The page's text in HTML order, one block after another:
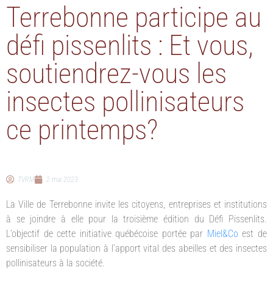
Terrebonne participe au
défi pissenlits : Et vous,
soutiendrez-vous les
insectes pollinisateurs
ce printemps?
TVRM 2 mai 2023
La Ville de Terrebonne invite les citoyens, entreprises et institutions
à se joindre à elle pour la troisième édition du Défi Pissenlits.
L’objectif de cette initiative québécoise portée par Miel&Co est de
sensibiliser la population à l’apport vital des abeilles et des insectes
pollinisateurs à la société.